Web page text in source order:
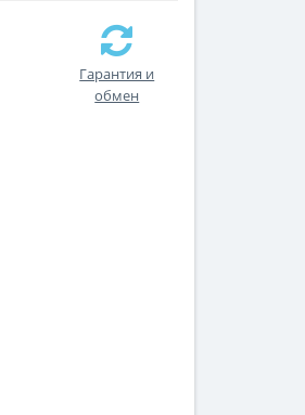
Гарантия и
обмен